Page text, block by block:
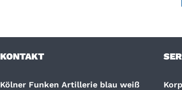
KONTAKT
Kölner Funken Artillerie blau weiß